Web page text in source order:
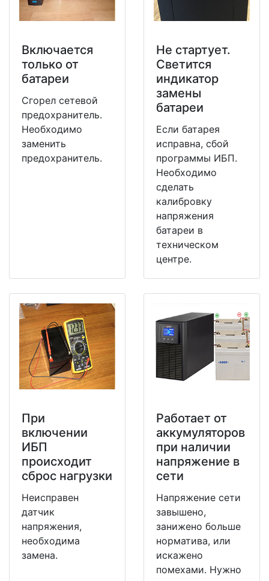
Включается
только от
батареи
Сгорел сетевой
предохранитель.
Необходимо
заменить
предохранитель.
Не стартует.
Светится
индикатор
замены
батареи
Если батарея
исправна, сбой
программы ИБП.
Необходимо
сделать
калибровку
напряжения
батареи в
техническом
центре.
При
включении
ИБП
происходит
сброс нагрузки
Неисправен
датчик
напряжения,
необходима
замена.
Работает от
аккумуляторов
при наличии
напряжение в
сети
Напряжение сети
завышено,
занижено больше
норматива, или
искажено
помехами. Нужно